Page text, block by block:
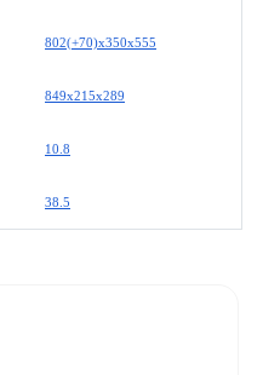
802(+70)x350x555
849x215x289
10.8
38.5